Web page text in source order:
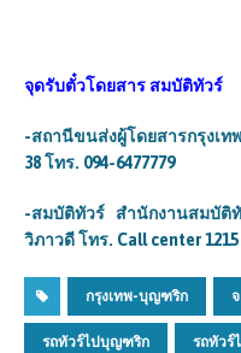
จุดรับตั๋วโดยสาร สมบัติทัวร์
-สถานีขนส่งผู้โดยสารกรุงเ
38 โทร. 094-6477779
-สมบัติทัวร์ สำนักงานสมบั
วิภาวดี โทร. Call center 1215
กรุงเทพ-บุญฑริก
รถทัวร์ไปบุญฑริก รถทัวร์